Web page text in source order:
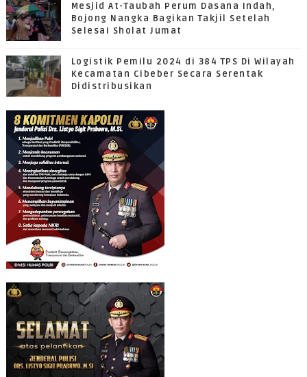
Mesjid At-Taubah Perum Dasana Indah,
Bojong Nangka Bagikan Takjil Setelah
Selesai Sholat Jumat
Logistik Pemilu 2024 di 384 TPS Di Wilayah
Kecamatan Cibeber Secara Serentak
Didistribusikan